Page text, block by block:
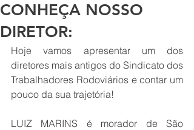
CONHEÇA NOSSO
DIRETOR:
Hoje vamos apresentar um dos
diretores mais antigos do Sindicato dos
Trabalhadores Rodoviários e contar um
pouco da sua trajetória!
LUIZ MARINS é morador de São